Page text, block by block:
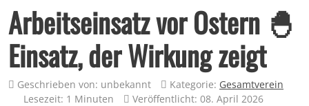
Arbeitseinsatz vor Ostern 🐣
Einsatz, der Wirkung zeigt
Geschrieben von: unbekannt Kategorie: Gesamtverein
Lesezeit: 1 Minuten
Veröffentlicht: 08. April 2026